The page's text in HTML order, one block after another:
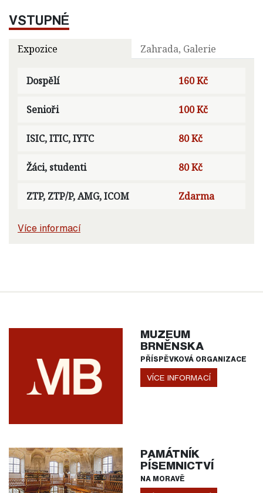
VSTUPNÉ
Expozice Zahrada, Galerie
Dospělí 160 Kč
Senioři 100 Kč
ISIC, ITIC, IYTC 80 Kč
Žáci, studenti 80 Kč
ZTP, ZTP/P, AMG, ICOM Zdarma
Více informací
MUZEUM
BRNĚNSKA
PŘÍSPĚVKOVÁ ORGANIZACE
VÍCE INFORMACÍ
PAMÁTNÍK
PÍSEMNICTVÍ
NA MORAVĚ